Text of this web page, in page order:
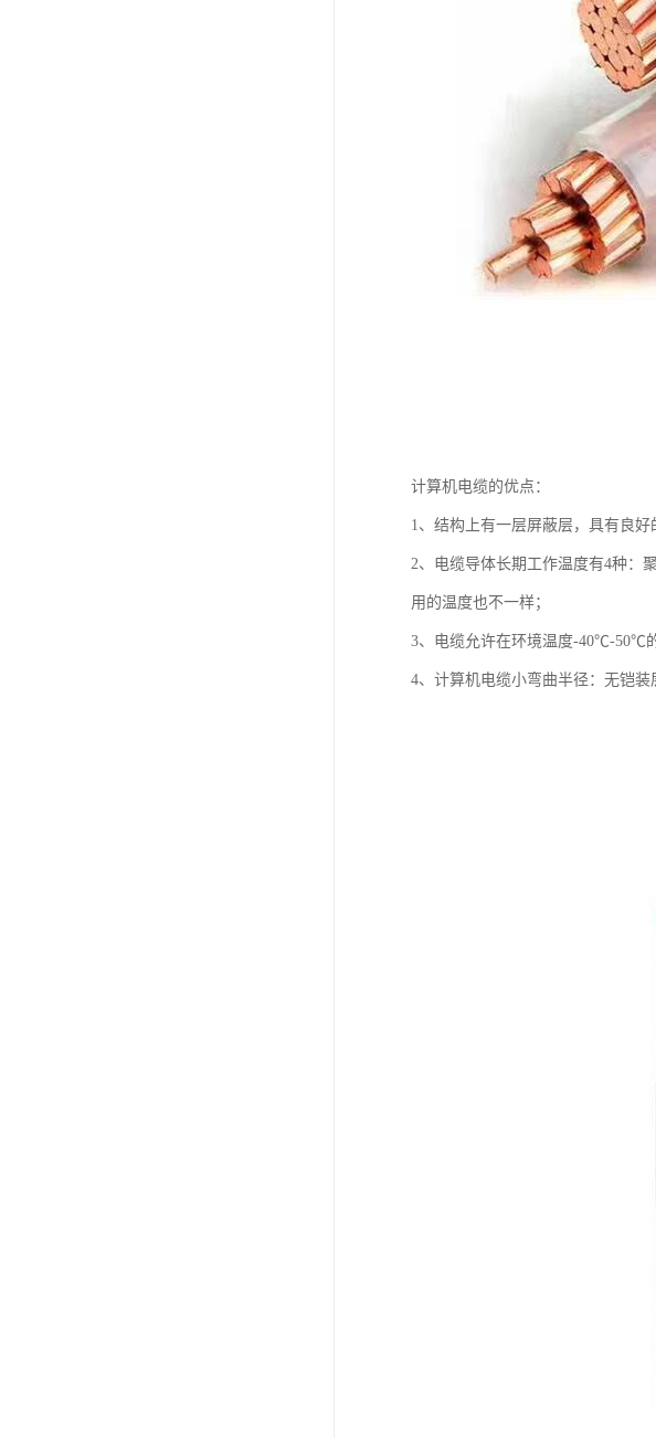
计算机电缆的优点：
1、结构上有一层屏蔽层，具有良好
2、电缆导体长期工作温度有4种
用的温度也不一样；
3、电缆允许在环境温度-40℃-50℃
4、计算机电缆小弯曲半径：无铠装